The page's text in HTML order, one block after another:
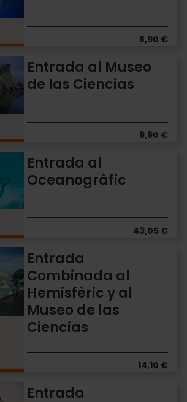
8,90 €
Entrada al Museo
de las Ciencias
9,90 €
Entrada al
Oceanogràfic
43,05 €
Entrada
Combinada al
Hemisfèric y al
Museo de las
Ciencias
14,10 €
Entrada